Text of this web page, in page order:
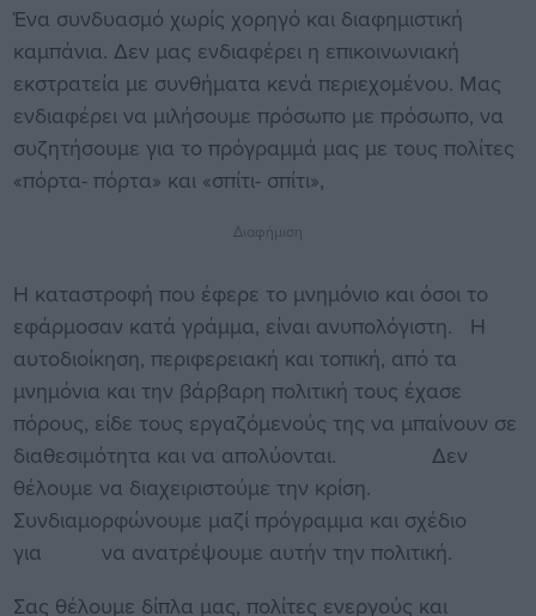
Ένα συνδυασμό χωρίς χορηγό και διαφημιστική
καμπάνια. Δεν μας ενδιαφέρει η επικοινωνιακή
εκστρατεία με συνθήματα κενά περιεχομένου. Μας
ενδιαφέρει να μιλήσουμε πρόσωπο με πρόσωπο, να
συζητήσουμε για το πρόγραμμά μας με τους πολίτες
«πόρτα- πόρτα» και «σπίτι- σπίτι»,
Διαφήμιση
Η καταστροφή που έφερε το μνημόνιο και όσοι το
εφάρμοσαν κατά γράμμα, είναι ανυπολόγιστη. Η
αυτοδιοίκηση, περιφερειακή και τοπική, από τα
μνημόνια και την βάρβαρη πολιτική τους έχασε
πόρους, είδε τους εργαζόμενούς της να μπαίνουν σε
διαθεσιμότητα και να απολύονται. Δεν
θέλουμε να διαχειριστούμε την κρίση.
Συνδιαμορφώνουμε μαζί πρόγραμμα και σχέδιο
για να ανατρέψουμε αυτήν την πολιτική.
Σας θέλουμε δίπλα μας, πολίτες ενεργούς και